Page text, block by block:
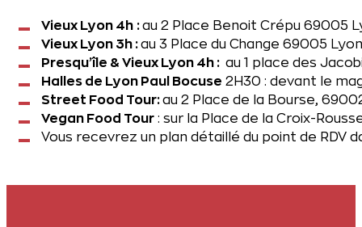
Vieux Lyon 4h :au 2 Place Benoit Crépu 69005
Vieux Lyon 3h :au 3 Place du Change 69005 Lyon
Presqu’île & Vieux Lyon 4h : au 1 place des
Halles de Lyon Paul Bocuse 2H30 : devant le
Street Food Tour:au 2 Place de la Bourse,
Vegan Food Tour : sur la Place de la Croix-
Vous recevrez un plan détaillé du point de RDV